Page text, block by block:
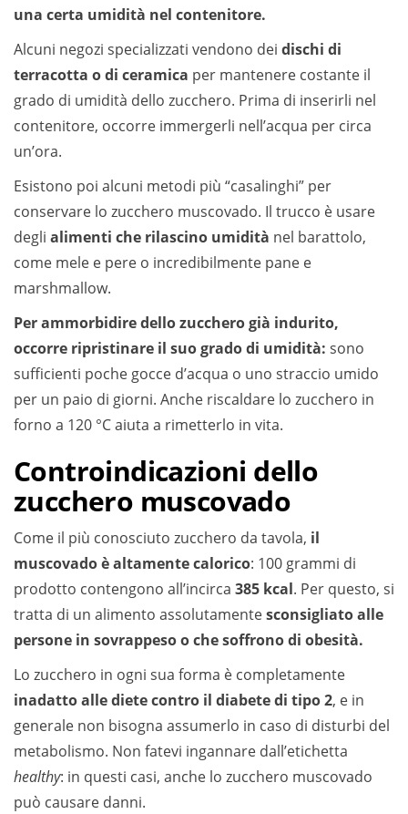
una certa umidità nel contenitore.
Alcuni negozi specializzati vendono dei dischi di
terracotta o di ceramica per mantenere costante il
grado di umidità dello zucchero. Prima di inserirli nel
contenitore, occorre immergerli nell’acqua per circa
un’ora.
Esistono poi alcuni metodi più “casalinghi” per
conservare lo zucchero muscovado. Il trucco è usare
degli alimenti che rilascino umidità nel barattolo,
come mele e pere o incredibilmente pane e
marshmallow.
Per ammorbidire dello zucchero già indurito,
occorre ripristinare il suo grado di umidità: sono
sufficienti poche gocce d’acqua o uno straccio umido
per un paio di giorni. Anche riscaldare lo zucchero in
forno a 120 °C aiuta a rimetterlo in vita.
Controindicazioni dello
zucchero muscovado
Come il più conosciuto zucchero da tavola, il
muscovado è altamente calorico: 100 grammi di
prodotto contengono all’incirca 385 kcal. Per questo, si
tratta di un alimento assolutamentesconsigliato alle
persone in sovrappeso o che soffrono di obesità.
Lo zucchero in ogni sua forma è completamente
inadatto alle diete contro il diabete di tipo 2, e in
generale non bisogna assumerlo in caso di disturbi del
metabolismo. Non fatevi ingannare dall’etichetta
healthy: in questi casi, anche lo zucchero muscovado
può causare danni.